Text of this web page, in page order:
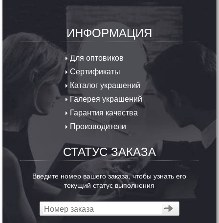
ИНФОРМАЦИЯ
Для оптовиков
Сертификаты
Каталог украшений
Галерея украшений
Гарантия качества
Производители
СТАТУС ЗАКАЗА
Введите номер вашего заказа, чтобы узнать его
текущий статус выполнения